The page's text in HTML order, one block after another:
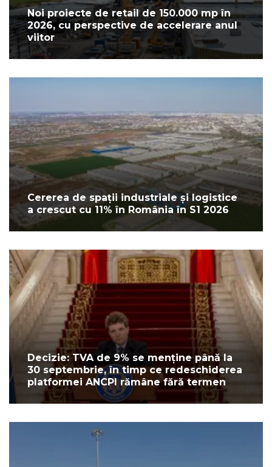
Noi proiecte de retail de 150.000 mp în
2026, cu perspective de accelerare anul
viitor
Cererea de spații industriale și logistice
a crescut cu 11% în România în S1 2026
Decizie: TVA de 9% se menține până la
30 septembrie, în timp ce redeschiderea
platformei ANCPI rămâne fără termen